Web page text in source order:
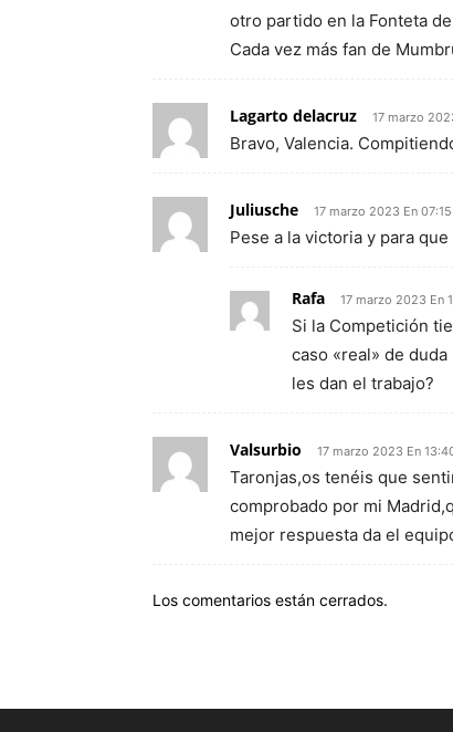
otro partido en la Fonteta
Cada vez más fan de
Lagarto delacruz 17 marzo
Bravo, Valencia.
Juliusche 17 marzo 2023 En 07:15
Pese a la victoria y para
Rafa 17 marzo 2023 En
Si la Competición
caso «real» de
les dan el trabajo?
Valsurbio 17 marzo 2023 En
Taronjas,os tenéis que
comprobado por mi
mejor respuesta da el
Los comentarios están cerrados.